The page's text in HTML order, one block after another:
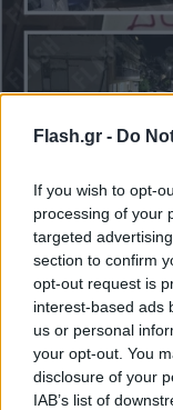
Flash.gr - Do
If you wish to opt-
processing of your
targeted
section to confirm
opt-out request is
interest-based ads
us or personal
your opt-out. You
disclosure of your
IAB’s list of
Επίθεση
Ζημιές σε IX
προσαγωγές
Ομάδα ατόμων του
επίθεση στο σπίτι
Ισίδωρου Ντογιάκου.
03.04.2026 22:20